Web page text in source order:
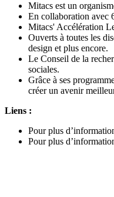
Mitacs est un
En collaboration avec
Mitacs' Accélération
Ouverts à toutes les
design et plus encore.
Le Conseil de la
sociales.
Grâce à ses
créer un avenir
Liens :
Pour plus
Pour plus